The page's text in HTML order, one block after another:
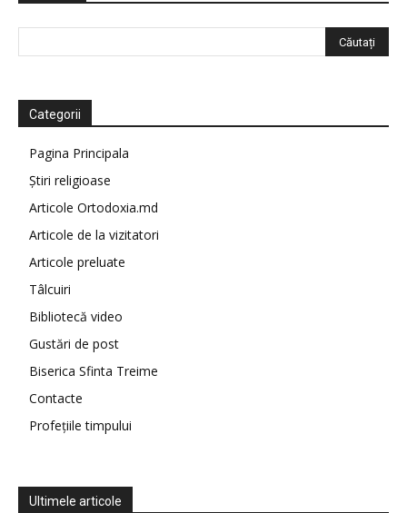
Categorii
Pagina Principala
Știri religioase
Articole Ortodoxia.md
Articole de la vizitatori
Articole preluate
Tâlcuiri
Bibliotecă video
Gustări de post
Biserica Sfinta Treime
Contacte
Profețiile timpului
Ultimele articole